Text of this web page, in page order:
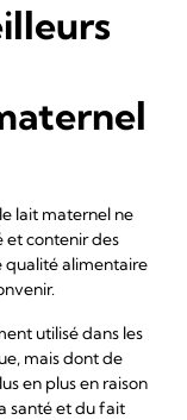
lait maternel ne
et contenir des
qualité alimentaire
utilisé dans les
mais dont de
en plus en raison
santé et du fait